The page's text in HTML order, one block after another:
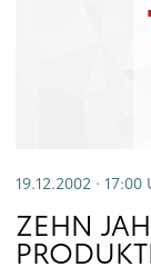
19.12.2002 · 17:00
ZEHN